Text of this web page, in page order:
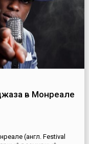
в Монреале
(англ. Festival